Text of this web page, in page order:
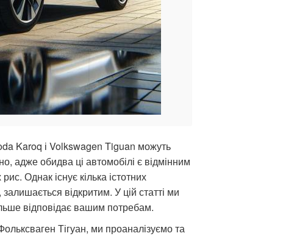
Karoq і Volkswagen Tiguan можуть
адже обидва ці автомобілі є відмінним
Однак існує кілька істотних
відкритим. У цій статті ми
відповідає вашим потребам.
Тігуан, ми проаналізуємо та